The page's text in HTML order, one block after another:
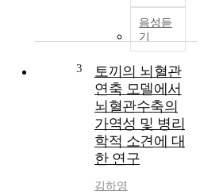
음성듣
기
3
토끼의 뇌혈관
연축 모델에서
뇌혈관수축의
가역성 및 병리
학적 소견에 대
한 연구
김하영